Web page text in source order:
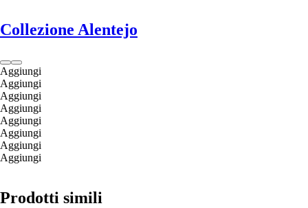
Collezione Alentejo
Aggiungi
Aggiungi
Aggiungi
Aggiungi
Aggiungi
Aggiungi
Aggiungi
Aggiungi
Prodotti simili